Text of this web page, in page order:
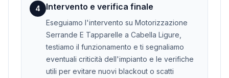
4 Intervento e verifica finale
Eseguiamo l'intervento su Motorizzazione
Serrande E Tapparelle a Cabella Ligure,
testiamo il funzionamento e ti segnaliamo
eventuali criticità dell'impianto e le verifiche
utili per evitare nuovi blackout o scatti